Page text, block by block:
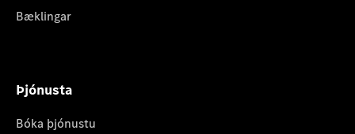
Bæklingar
Þjónusta
Bóka þjónustu